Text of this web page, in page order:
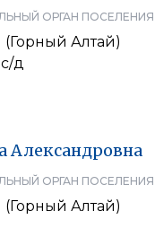
ОРГАН ПОСЕЛЕНИЯ
(Горный Алтай)
д
Александровна
ОРГАН ПОСЕЛЕНИЯ
(Горный Алтай)